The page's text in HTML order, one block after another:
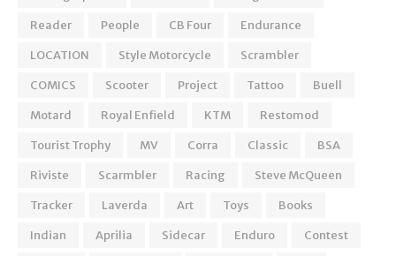
Reader
People CB Four
Endurance
LOCATION
Style Motorcycle
Scrambler
COMICS
Scooter Project Tattoo
Buell
Motard
Royal Enfield KTM
Restomod
Tourist Trophy
MV Corra Classic
BSA
Riviste
Scarmbler Racing
Steve McQueen
Tracker
Laverda Art Toys
Books
Indian
Aprilia Sidecar Enduro
Contest